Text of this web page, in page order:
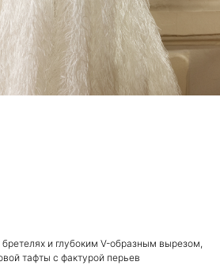
бретелях и глубоким V-образным вырезом,
тафты с фактурой перьев